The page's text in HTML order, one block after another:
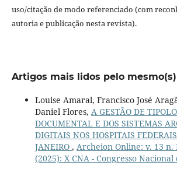
uso/citação de modo referenciado (com
autoria e publicação nesta revista).
Artigos mais lidos pelo
Louise Amaral, Francisco José
Daniel Flores, A GESTÃO DE
DOCUMENTAL E DOS SISTEMAS
DIGITAIS NOS HOSPITAIS
JANEIRO , Archeion Online: v. 13 n.
(2025): X CNA - Congresso